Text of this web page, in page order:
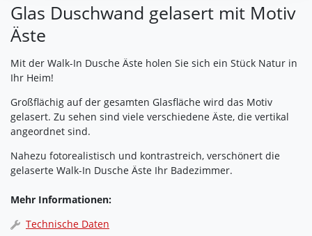
Impressum|Datenschutz
Glas Duschwand gelasert mit Motiv
Äste
Mit der Walk-In Dusche Äste holen Sie sich ein Stück Natur in
Ihr Heim!
Großflächig auf der gesamten Glasfläche wird das Motiv
gelasert. Zu sehen sind viele verschiedene Äste, die vertikal
angeordnet sind.
Nahezu fotorealistisch und kontrastreich, verschönert die
gelaserte Walk-In Dusche Äste Ihr Badezimmer.
Mehr Informationen:
Technische Daten